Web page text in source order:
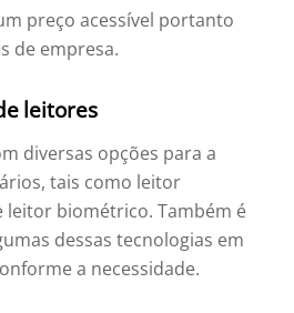
preço acessível portanto
de empresa.
leitores
diversas opções para a
tais como leitor
leitor biométrico. Também é
dessas tecnologias em
a necessidade.